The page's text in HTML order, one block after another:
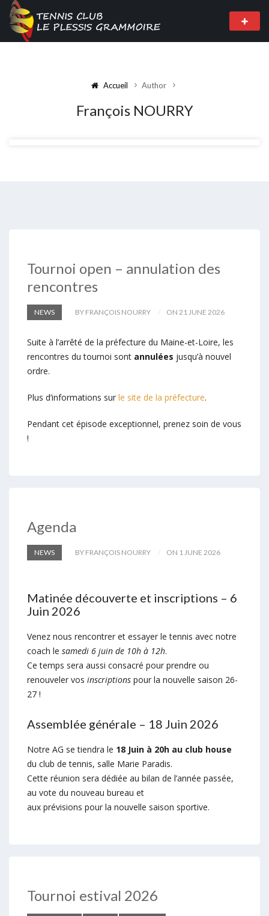
Accueil Author
François NOURRY
Tournoi open – annulation des
rencontres
NEWS BY FRANÇOIS NOURRY ON 21 JUNE 2026
Suite à l’arrêté de la préfecture du Maine-et-Loire, les
rencontres du tournoi sont annulées jusqu’à nouvel
ordre.
Plus d’informations sur le site de la préfecture.
Pendant cet épisode exceptionnel, prenez soin de vous
!
Agenda
NEWS BY FRANÇOIS NOURRY ON 1 JUNE 2026
Matinée découverte et inscriptions – 6
Juin 2026
Venez nous rencontrer et essayer le tennis avec notre
coach le samedi 6 juin de 10h à 12h.
Ce temps sera aussi consacré pour prendre ou
renouveler vos inscriptions pour la nouvelle saison 26-
27 !
Assemblée générale – 18 Juin 2026
Notre AG se tiendra le 18 Juin à 20h au club house
du club de tennis, salle Marie Paradis.
Cette réunion sera dédiée au bilan de l’année passée,
au vote du nouveau bureau et
aux prévisions pour la nouvelle saison sportive.
Tournoi estival 2026